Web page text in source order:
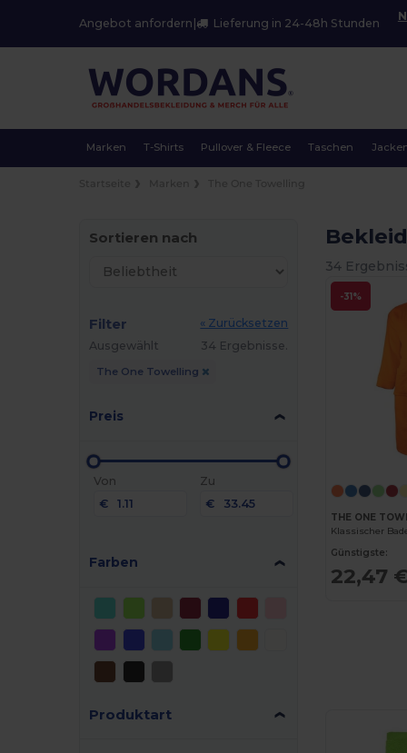
Angebot anfordern Lieferung in 24-48h Stunden
Marken T-Shirts Pullover & Fleece Taschen
Sortieren nach
Filter
« Zurücksetzen
Ausgewählt
34 Ergebnisse.
The One Towelling
Preis
Von
€
Zu
€
Farben
Produktart
34
-31%
THE ONE
Klassischer
Günstigste:
22,47